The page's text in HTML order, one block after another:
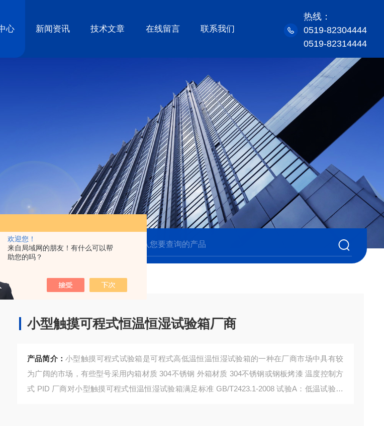
欢迎您！
来自局域网的朋友！有什么可以帮
助您的吗？
心 新闻资讯 技术文章 在线留言 联系我们
热线：
0519-82304444
0519-82314444
小型触摸可程式恒温恒湿试验箱厂商
小型触摸可程式恒温恒湿试验箱厂商
产品简介：小型触摸可程式试验箱是可程式高低温恒温恒湿试验箱的一种在厂商市场中具有较
为广阔的市场，有些型号采用内箱材质 304不锈钢 外箱材质 304不锈钢或钢板烤漆 温度控制方
式 PID 厂商对小型触摸可程式恒温恒湿试验箱满足标准 GB/T2423.1-2008 试验A：低温试验方